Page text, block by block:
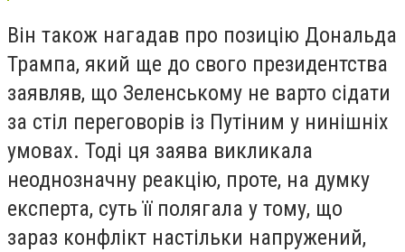
Він також нагадав про позицію Дональда
Трампа, який ще до свого президентства
заявляв, що Зеленському не варто сідати
за стіл переговорів із Путіним у нинішніх
умовах. Тоді ця заява викликала
неоднозначну реакцію, проте, на думку
експерта, суть її полягала у тому, що
зараз конфлікт настільки напружений,